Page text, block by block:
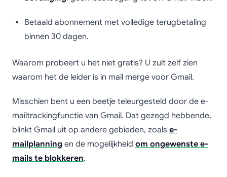
Betaald abonnement met volledige terugbetaling
binnen 30 dagen.
Waarom probeert u het niet gratis? U zult zelf zien
waarom het de leider is in mail merge voor Gmail.
Misschien bent u een beetje teleurgesteld door de e-
mailtrackingfunctie van Gmail. Dat gezegd hebbende,
blinkt Gmail uit op andere gebieden, zoals e-
mailplanning en de mogelijkheid om ongewenste e-
mails te blokkeren.